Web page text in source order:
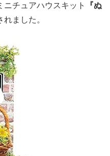
ニチュアハウスキット
『ぬ
れました。